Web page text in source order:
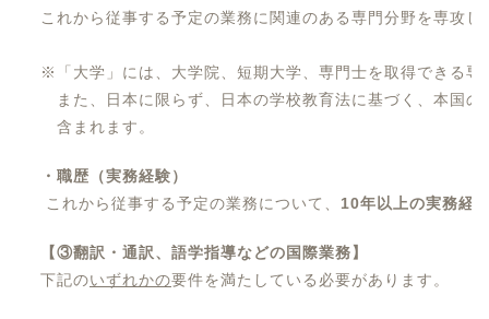
これから従事する予定の業務に関連のある専門分野を専攻し
※「大学」には、大学院、短期大学、専門士を取得できる専
また、日本に限らず、日本の学校教育法に基づく、本国の
含まれます。
・職歴（実務経験）
これから従事する予定の業務について、 10年以上の実務経
【③翻訳・通訳、語学指導などの国際業務】
下記のいずれかの要件を満たしている必要があります。